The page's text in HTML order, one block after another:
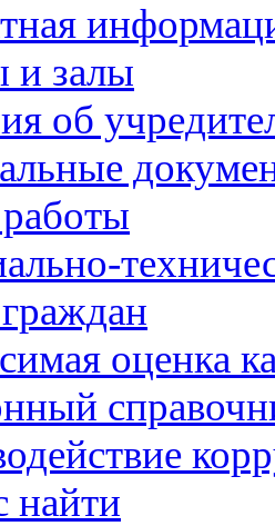
и залы
об
оценка
найти